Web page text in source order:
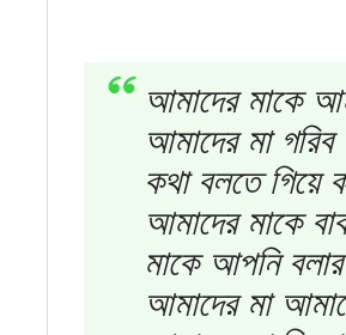
আমাদের মাকে
আমাদের মা
কথা বলতে গিয়ে
আমাদের মাকে
মাকে আপনি
আমাদের মা